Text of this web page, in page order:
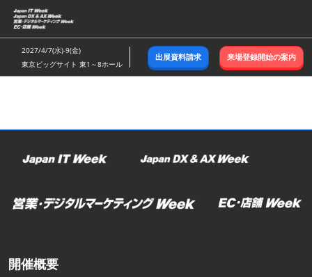
ス
キ
ッ
し
む
2027/4/7(水)-9(金)
東京ビッグサイト 東1～8ホール
出展資料請求 来場登録開始の案内
開催概要